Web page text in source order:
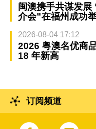
闽澳携手共谋发展
介会”在福州成功
2026-08-04 17:12
2026 粤澳名优商
18 年新高
订阅频道